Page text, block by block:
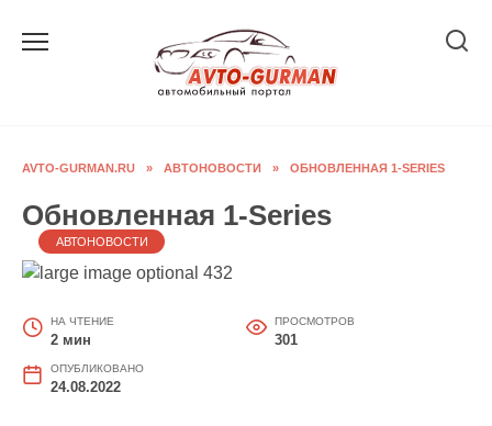
AVTO-GURMAN.RU » АВТОНОВОСТИ » ОБНОВЛЕННАЯ 1-SERIES
Обновленная 1-Series
АВТОНОВОСТИ
НА ЧТЕНИЕ
2 мин
ПРОСМОТРОВ
301
ОПУБЛИКОВАНО
24.08.2022